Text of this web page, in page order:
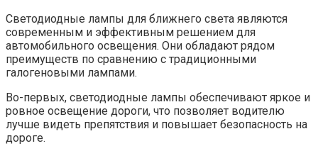
Светодиодные лампы для ближнего света являются
современным и эффективным решением для
автомобильного освещения. Они обладают рядом
преимуществ по сравнению с традиционными
галогеновыми лампами.
Во-первых, светодиодные лампы обеспечивают яркое и
ровное освещение дороги, что позволяет водителю
лучше видеть препятствия и повышает безопасность на
дороге.